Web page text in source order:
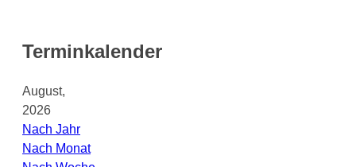
Terminkalender
August,
2026
Nach Jahr
Nach Monat